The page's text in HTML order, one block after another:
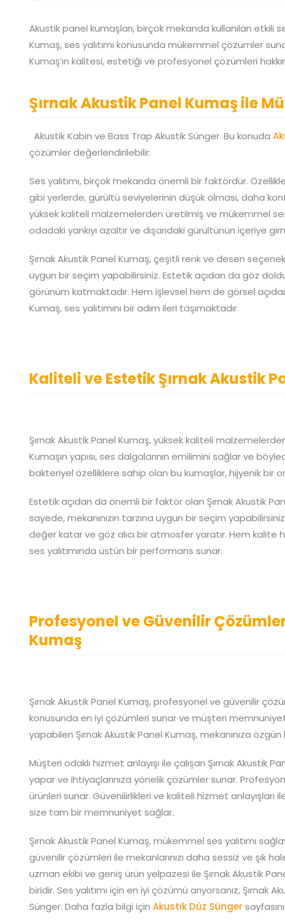
Akustik panel kumaşları, birçok mekanda kullanılan etkili
Kumaş, ses yalıtımı konusunda mükemmel çözümler
Kumaş’ın kalitesi, estetiği ve profesyonel çözümleri
Şırnak Akustik Panel Kumaş ile
Akustik Kabin ve Bass Trap Akustik Sünger. Bu konuda
çözümler değerlendirilebilir.
Ses yalıtımı, birçok mekanda önemli bir faktördür.
gibi yerlerde, gürültü seviyelerinin düşük olması, daha
yüksek kaliteli malzemelerden üretilmiş ve mükemmel
odadaki yankıyı azaltır ve dışarıdaki gürültünün içeriye
Şırnak Akustik Panel Kumaş, çeşitli renk ve desen
uygun bir seçim yapabilirsiniz. Estetik açıdan da göz
görünüm katmaktadır. Hem işlevsel hem de görsel
Kumaş, ses yalıtımını bir adım ileri taşımaktadır.
Kaliteli ve Estetik Şırnak Akustik
Şırnak Akustik Panel Kumaş, yüksek kaliteli
Kumaşın yapısı, ses dalgalarının emilimini sağlar ve
bakteriyel özelliklere sahip olan bu kumaşlar, hijyenik bir
Estetik açıdan da önemli bir faktör olan Şırnak Akustik
sayede, mekanınızın tarzına uygun bir seçim
değer katar ve göz alıcı bir atmosfer yaratır. Hem
ses yalıtımında üstün bir performans sunar.
Profesyonel ve Güvenilir
Kumaş
Şırnak Akustik Panel Kumaş, profesyonel ve güvenilir
konusunda en iyi çözümleri sunar ve müşteri
yapabilen Şırnak Akustik Panel Kumaş, mekanınıza
Müşteri odaklı hizmet anlayışı ile çalışan Şırnak Akustik
yapar ve ihtiyaçlarınıza yönelik çözümler sunar.
ürünleri sunar. Güvenilirlikleri ve kaliteli hizmet anlayışları
size tam bir memnuniyet sağlar.
Şırnak Akustik Panel Kumaş, mükemmel ses yalıtımı
güvenilir çözümleri ile mekanlarınızı daha sessiz ve şık
uzman ekibi ve geniş ürün yelpazesi ile Şırnak Akustik
biridir. Ses yalıtımı için en iyi çözümü arıyorsanız, Şırnak
Sünger. Daha fazla bilgi için Akustik Düz Sünger